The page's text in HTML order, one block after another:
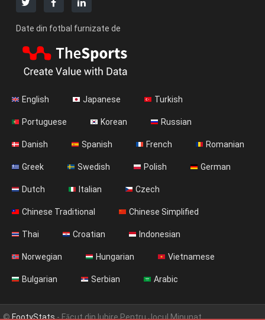
Date din fotbal furnizate de
English Japanese Turkish
Portuguese Korean Russian
Danish Spanish French Romanian
Greek Swedish Polish German
Dutch Italian Czech
Chinese Traditional Chinese Simplified
Thai Croatian Indonesian
Norwegian Hungarian Vietnamese
Bulgarian Serbian Arabic
©FootyStats- Făcut din Iubire Pentru Jocul Minunat